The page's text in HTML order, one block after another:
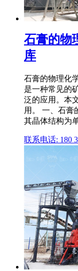
石膏的物
库
石膏的物理化
是一种常见的
泛的应用。本
用。 一、石膏
其晶体结构为
联系电话: 180